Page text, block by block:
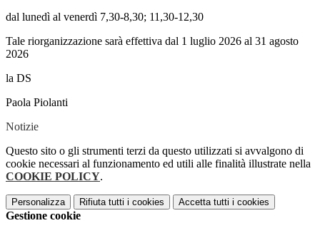
dal lunedì al venerdì 7,30-8,30; 11,30-12,30
Tale riorganizzazione sarà effettiva dal 1 luglio 2026 al 31 agosto
2026
la DS
Paola Piolanti
Notizie
Questo sito o gli strumenti terzi da questo utilizzati si avvalgono di
cookie necessari al funzionamento ed utili alle finalità illustrate nella
COOKIE POLICY.
Personalizza Rifiuta tutti i cookies Accetta tutti i cookies
Gestione cookie